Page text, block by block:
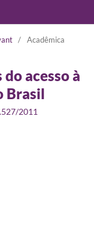
/ Acadêmica
acesso à
Brasil
2011